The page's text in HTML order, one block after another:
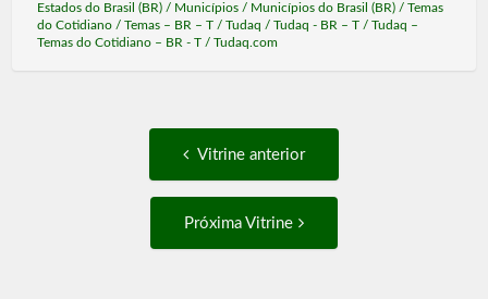
Estados do Brasil (BR)/ Municípios/ Municípios do Brasil (BR)/ Temas
do Cotidiano/ Temas – BR – T/ Tudaq / Tudaq - BR – T/ Tudaq –
Temas do Cotidiano – BR - T/ Tudaq.com
navigation
Vitrine anterior
Próxima Vitrine